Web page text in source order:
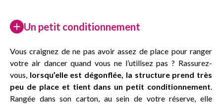
Un petit conditionnement
Vous craignez de ne pas avoir assez de place pour ranger
votre air dancer quand vous ne l’utilisez pas ? Rassurez-
vous, lorsqu’elle est dégonflée, la structure prend très
peu de place et tient dans un petit conditionnement.
Rangée dans son carton, au sein de votre réserve, elle